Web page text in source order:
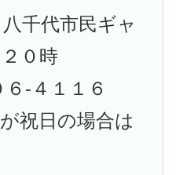
千代市民ギャ
０時
-４１１６
祝日の場合は